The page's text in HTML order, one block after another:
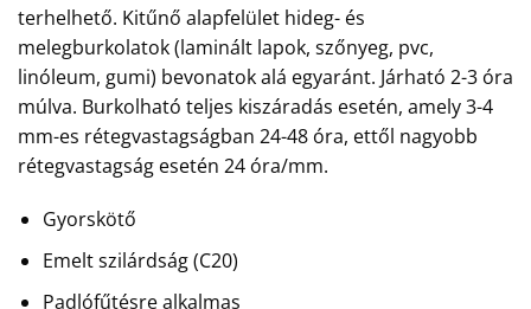
terhelhető. Kitűnő alapfelület hideg- és
melegburkolatok (laminált lapok, szőnyeg, pvc,
linóleum, gumi) bevonatok alá egyaránt. Járható 2-3 óra
múlva. Burkolható teljes kiszáradás esetén, amely 3-4
mm-es rétegvastagságban 24-48 óra, ettől nagyobb
rétegvastagság esetén 24 óra/mm.
Gyorskötő
Emelt szilárdság (C20)
Padlófűtésre alkalmas